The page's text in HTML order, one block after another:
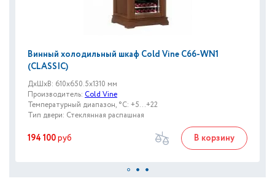
Винный холодильный шкаф Cold Vine C66-WN1
(CLASSIC)
ДxШxВ: 610x650.5x1310 мм
Производитель: Cold Vine
Температурный диапазон, °C: +5...+22
Тип двери: Стеклянная распашная
194 100руб В корзину